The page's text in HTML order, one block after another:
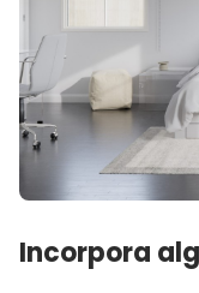
Incorpora